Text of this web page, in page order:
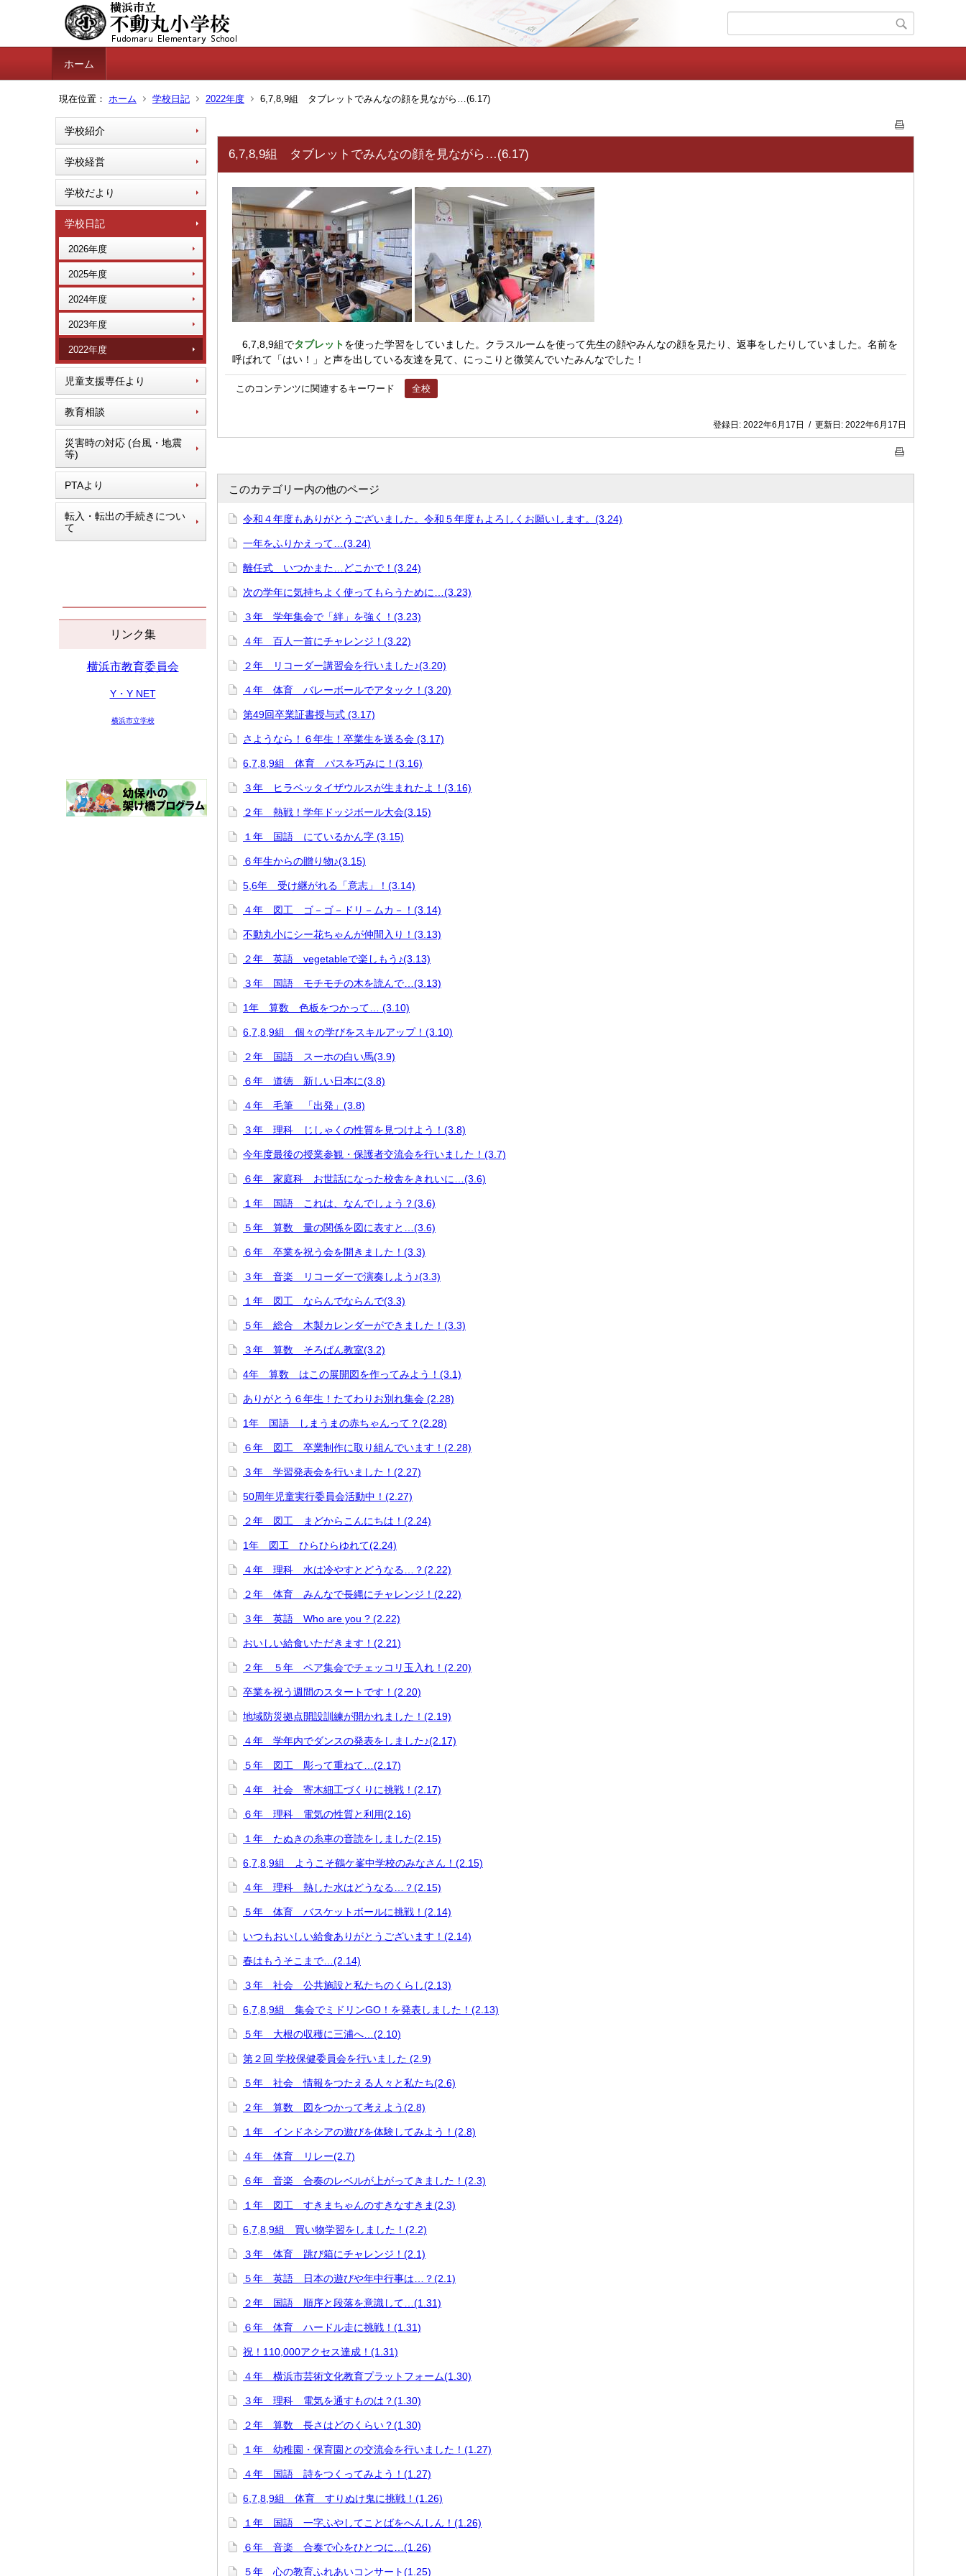
ホーム
現在位置： ホーム 学校日記 2022年度 6,7,8,9組 タブレットでみんなの顔を見ながら…(6.17)
学校紹介
学校経営
学校だより
学校日記
2026年度
2025年度
2024年度
2023年度
2022年度
児童支援専任より
教育相談
災害時の対応 (台風・地震
等)
PTAより
転入・転出の手続きについ
て
リンク集
横浜市教育委員会
Y・Y NET
横浜市立学校
6,7,8,9組 タブレットでみんなの顔を見ながら…(6.17)
6,7,8,9組でタブレットを使った学習をしていました。クラスルームを使って先生の顔やみんなの顔を見たり、返事をしたりしていました。名前を
呼ばれて「はい！」と声を出している友達を見て、にっこりと微笑んでいたみんなでした！
このコンテンツに関連するキーワード 全校
登録日: 2022年6月17日 / 更新日: 2022年6月17日
このカテゴリー内の他のページ
令和４年度もありがとうございました。令和５年度もよろしくお願いします。(3.24)
一年をふりかえって…(3.24)
離任式 いつかまた…どこかで！(3.24)
次の学年に気持ちよく使ってもらうために…(3.23)
３年 学年集会で「絆」を強く！(3.23)
４年 百人一首にチャレンジ！(3.22)
２年 リコーダー講習会を行いました♪(3.20)
４年 体育 バレーボールでアタック！(3.20)
第49回卒業証書授与式 (3.17)
さようなら！６年生！卒業生を送る会 (3.17)
6,7,8,9組 体育 パスを巧みに！(3.16)
３年 ヒラベッタイザウルスが生まれたよ！(3.16)
２年 熱戦！学年ドッジボール大会(3.15)
１年 国語 にているかん字 (3.15)
６年生からの贈り物♪(3.15)
5,6年 受け継がれる「意志」！(3.14)
４年 図工 ゴ－ゴ－ドリ－ムカ－！(3.14)
不動丸小にシー花ちゃんが仲間入り！(3.13)
２年 英語 vegetableで楽しもう♪(3.13)
３年 国語 モチモチの木を読んで…(3.13)
1年 算数 色板をつかって… (3.10)
6,7,8,9組 個々の学びをスキルアップ！(3.10)
２年 国語 スーホの白い馬(3.9)
６年 道徳 新しい日本に(3.8)
４年 毛筆 「出発」(3.8)
３年 理科 じしゃくの性質を見つけよう！(3.8)
今年度最後の授業参観・保護者交流会を行いました！(3.7)
６年 家庭科 お世話になった校舎をきれいに…(3.6)
１年 国語 これは、なんでしょう？(3.6)
５年 算数 量の関係を図に表すと…(3.6)
６年 卒業を祝う会を開きました！(3.3)
３年 音楽 リコーダーで演奏しよう♪(3.3)
１年 図工 ならんでならんで(3.3)
５年 総合 木製カレンダーができました！(3.3)
３年 算数 そろばん教室(3.2)
4年 算数 はこの展開図を作ってみよう！(3.1)
ありがとう６年生！たてわりお別れ集会 (2.28)
1年 国語 しまうまの赤ちゃんって？(2.28)
６年 図工 卒業制作に取り組んでいます！(2.28)
３年 学習発表会を行いました！(2.27)
50周年児童実行委員会活動中！(2.27)
２年 図工 まどからこんにちは！(2.24)
1年 図工 ひらひらゆれて(2.24)
４年 理科 水は冷やすとどうなる…？(2.22)
２年 体育 みんなで長縄にチャレンジ！(2.22)
３年 英語 Who are you ? (2.22)
おいしい給食いただきます！(2.21)
２年 ５年 ペア集会でチェッコリ玉入れ！(2.20)
卒業を祝う週間のスタートです！(2.20)
地域防災拠点開設訓練が開かれました！(2.19)
４年 学年内でダンスの発表をしました♪(2.17)
５年 図工 彫って重ねて…(2.17)
４年 社会 寄木細工づくりに挑戦！(2.17)
６年 理科 電気の性質と利用(2.16)
１年 たぬきの糸車の音読をしました(2.15)
6,7,8,9組 ようこそ鶴ケ峯中学校のみなさん！(2.15)
４年 理科 熱した水はどうなる…？(2.15)
５年 体育 バスケットボールに挑戦！(2.14)
いつもおいしい給食ありがとうございます！(2.14)
春はもうそこまで…(2.14)
３年 社会 公共施設と私たちのくらし(2.13)
6,7,8,9組 集会でミドリンGO！を発表しました！(2.13)
５年 大根の収穫に三浦へ…(2.10)
第２回 学校保健委員会を行いました (2.9)
５年 社会 情報をつたえる人々と私たち(2.6)
２年 算数 図をつかって考えよう(2.8)
１年 インドネシアの遊びを体験してみよう！(2.8)
４年 体育 リレー(2.7)
６年 音楽 合奏のレベルが上がってきました！(2.3)
１年 図工 すきまちゃんのすきなすきま(2.3)
6,7,8,9組 買い物学習をしました！(2.2)
３年 体育 跳び箱にチャレンジ！(2.1)
５年 英語 日本の遊びや年中行事は…？(2.1)
２年 国語 順序と段落を意識して…(1.31)
６年 体育 ハードル走に挑戦！(1.31)
祝！110,000アクセス達成！(1.31)
４年 横浜市芸術文化教育プラットフォーム(1.30)
３年 理科 電気を通すものは？(1.30)
２年 算数 長さはどのくらい？(1.30)
１年 幼稚園・保育園との交流会を行いました！(1.27)
４年 国語 詩をつくってみよう！(1.27)
6,7,8,9組 体育 すりぬけ鬼に挑戦！(1.26)
１年 国語 一字ふやしてことばをへんしん！(1.26)
６年 音楽 合奏で心をひとつに…(1.26)
５年 心の教育ふれあいコンサート(1.25)